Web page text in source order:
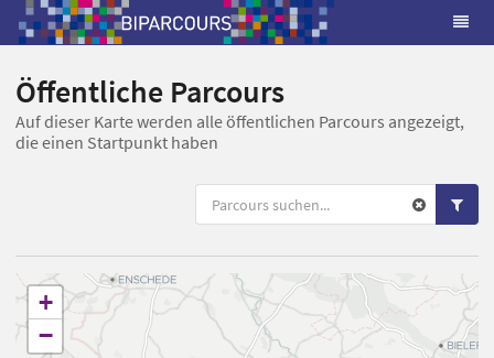
Öffentliche Parcours
Auf dieser Karte werden alle öffentlichen Parcours angezeigt,
die einen Startpunkt haben
+
−